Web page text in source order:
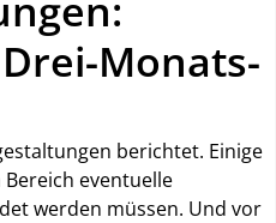
Monats-
berichtet. Einige
eventuelle
werden müssen. Und vor